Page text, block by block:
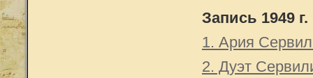
Запись 1949 г.
1. Ария
2. Дуэт